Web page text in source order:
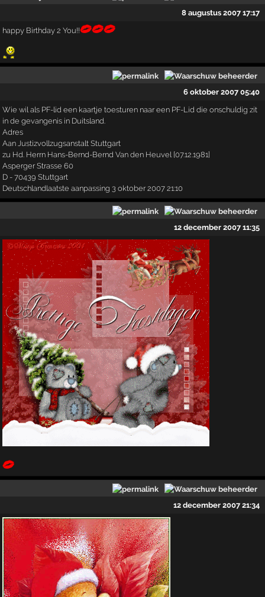
8 augustus 2007 17:17
happy Birthday 2 You!!
6 oktober 2007 05:40
Wie wil als PF-lid een kaartje toesturen naar een PF-Lid die onschuldig zit
in de gevangenis in Duitsland.
Adres
Aan Justizvollzugsanstalt Stuttgart
zu Hd. Herrn Hans-Bernd-Bernd Van den Heuvel [07.12.1981]
Asperger Strasse 60
D - 70439 Stuttgart
Deutschlandlaatste aanpassing 3 oktober 2007 21:10
12 december 2007 11:35
12 december 2007 21:34